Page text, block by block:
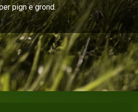
pign e grond.